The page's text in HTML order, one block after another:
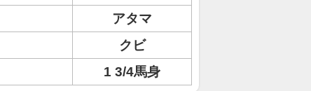
アタマ
クビ
1 3/4馬身